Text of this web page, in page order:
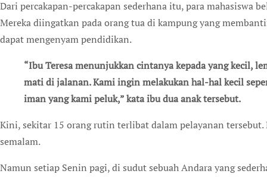
Dari percakapan-percakapan sederhana itu, para mahasiswa
Mereka diingatkan pada orang tua di kampung yang
dapat mengenyam pendidikan.
“Ibu Teresa menunjukkan cintanya kepada yang kecil, lemah, miskin, terlantar, bahkan yang hampir
mati di jalanan. Kami ingin melakukan hal-hal kecil
iman yang kami peluk,” kata ibu dua anak tersebut.
Kini, sekitar 15 orang rutin terlibat dalam pelayanan
semalam.
Namun setiap Senin pagi, di sudut sebuah Andara yang